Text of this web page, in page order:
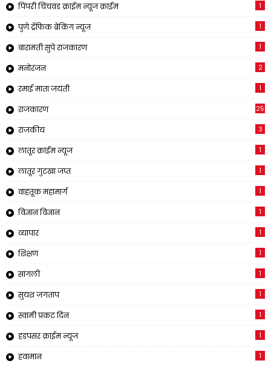
पिंपरी चिंचवड क्राईम न्यूज क्राईम 1
पुणे ट्रॅफिक ब्रेकिंग न्यूज 1
बारामती सुपे राजकारण 1
मनोरंजन 2
रमाई माता जयंती 1
राजकारण 25
राजकीय 3
लातूर क्राईम न्यूज 1
लातूर गुटखा जप्त 1
वाहतूक महामार्ग 1
विज्ञान विज्ञान 1
व्यापार 1
शिक्षण 1
सांगली 1
सुयश जगताप 1
स्वामी प्रकट दिन 1
हडपसर क्राईम न्यूज 1
हवामान 1